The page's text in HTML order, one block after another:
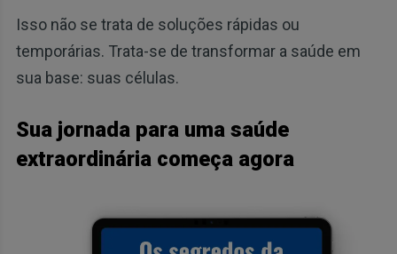
Isso não se trata de soluções rápidas ou
temporárias. Trata-se de transformar a saúde em
sua base: suas células.
Sua jornada para uma saúde
extraordinária começa agora